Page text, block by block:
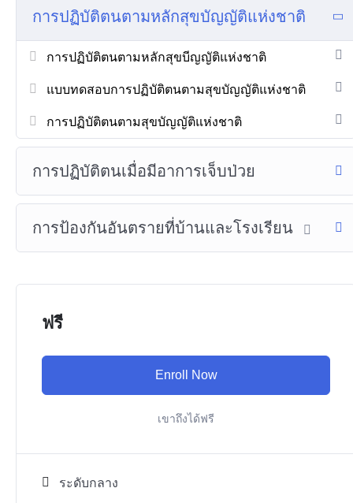
การปฏิบัติตนตามหลักสุขบัญญัติแห่งชาติ
การปฏิบัติตนตามหลักสุขบีญญัติแห่งชาติ
แบบทดสอบการปฏิบัติตนตามสุขบัญญัติแห่งชาติ
การปฏิบัติตนตามสุขบัญญัติแห่งชาติ
การปฏิบัติตนเมื่อมีอาการเจ็บป่วย
การป้องกันอันตรายที่บ้านและโรงเรียน
ฟรี
Enroll Now
เขาถึงได้ฟรี
ระดับกลาง